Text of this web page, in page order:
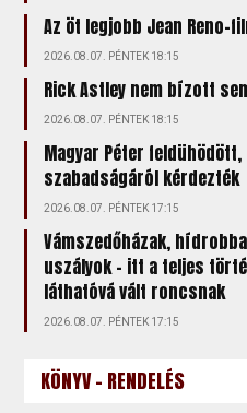
Az öt legjobb Jean Reno-
2026.08.07. PÉNTEK 18:15
Rick Astley nem bízott
2026.08.07. PÉNTEK 18:15
Magyar Péter
szabadságáról kérdezték
2026.08.07. PÉNTEK 17:15
Vámszedőházak,
uszályok – itt a teljes
láthatóvá vált roncsnak
2026.08.07. PÉNTEK 17:15
KÖNYV - RENDELÉS